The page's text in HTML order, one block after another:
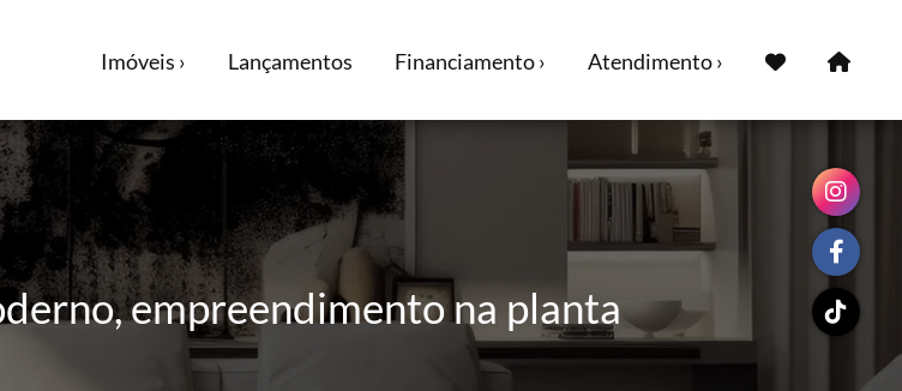
Imóveis › Lançamentos Financiamento › Atendimento ›
empreendimento na planta